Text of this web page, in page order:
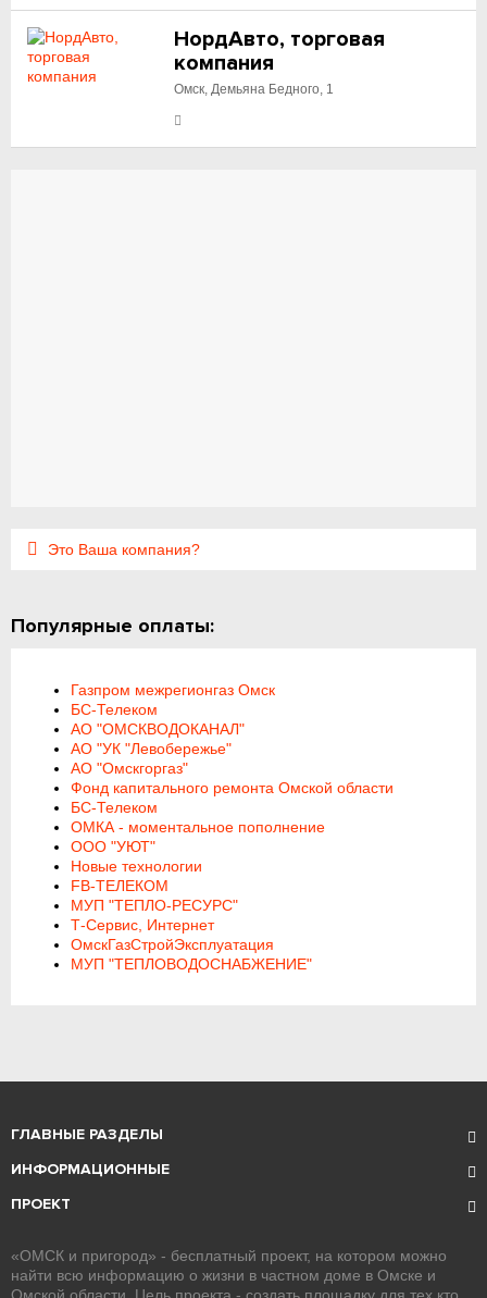
НордАвто, торговая
компания
Омск, Демьяна Бедного, 1
Это Ваша компания?
Популярные оплаты:
Газпром межрегионгаз Омск
БС-Телеком
АО "ОМСКВОДОКАНАЛ"
АО "УК "Левобережье"
АО "Омскгоргаз"
Фонд капитального ремонта Омской области
БС-Телеком
ОМКА - моментальное пополнение
ООО "УЮТ"
Новые технологии
FB-ТЕЛЕКОМ
МУП "ТЕПЛО-РЕСУРС"
Т-Сервис, Интернет
ОмскГазСтройЭксплуатация
МУП "ТЕПЛОВОДОСНАБЖЕНИЕ"
ГЛАВНЫЕ РАЗДЕЛЫ
ИНФОРМАЦИОННЫЕ
ПРОЕКТ
«ОМСК и пригород» - бесплатный проект, на котором можно
найти всю информацию о жизни в частном доме в Омске и